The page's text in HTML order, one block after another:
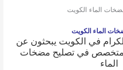
الماء الكويت
في الكويت يبحثون عن
متخصص في تصليح مضخات
الماء